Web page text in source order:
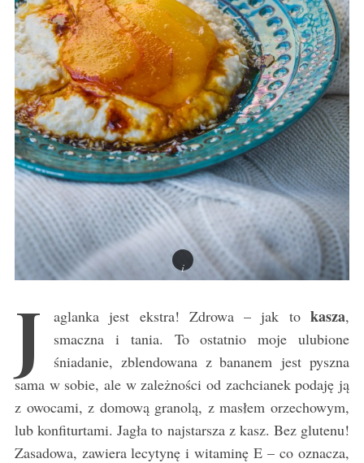
J aglanka jest ekstra! Zdrowa – jak tokasza,
smaczna i tania. To ostatnio moje ulubione
śniadanie, zblendowana z bananem jest pyszna
sama w sobie, ale w zależności od zachcianek podaję ją
z owocami, z domową granolą, z masłem orzechowym,
lub konfiturtami. Jagła to najstarsza z kasz. Bez glutenu!
Zasadowa, zawiera lecytynę i witaminę E – co oznacza,